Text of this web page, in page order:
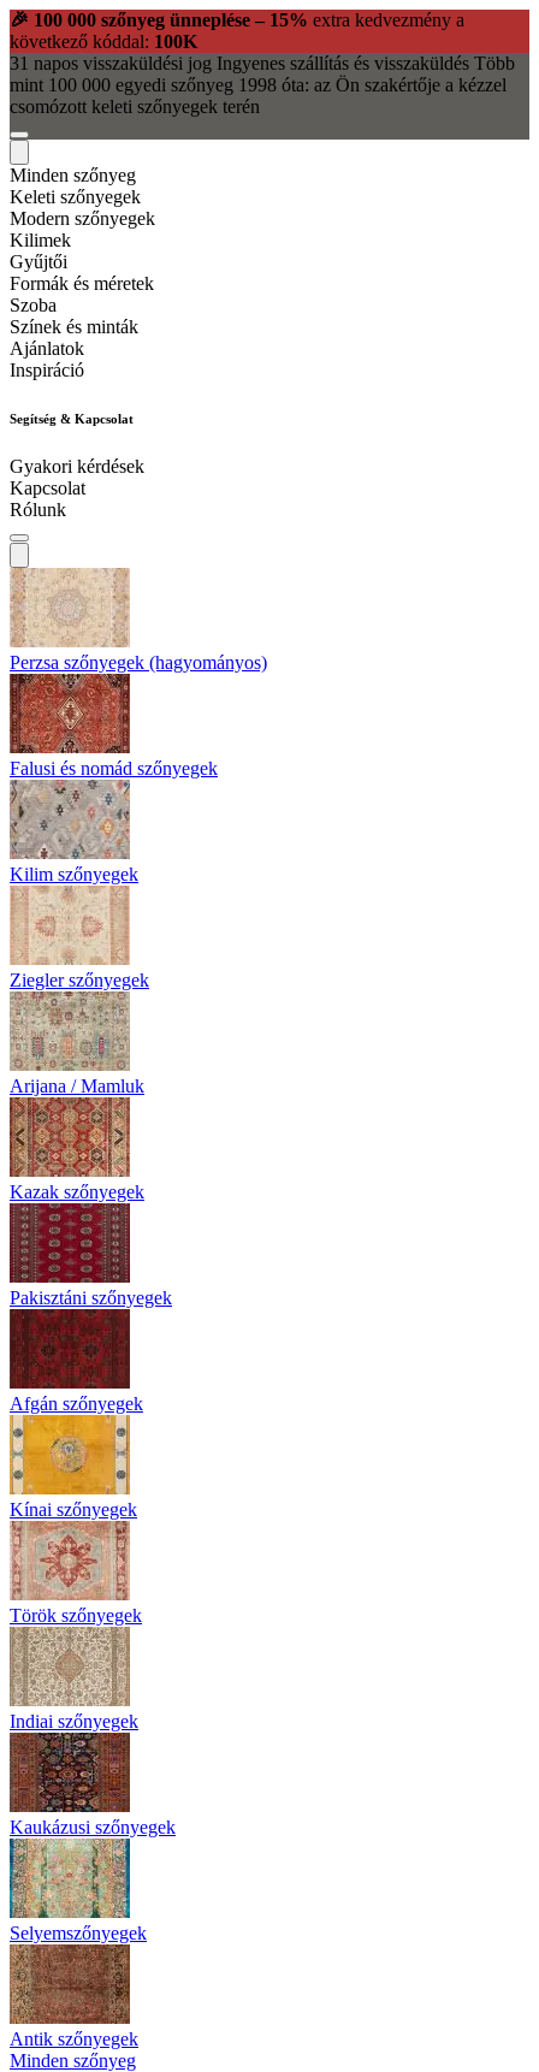
🎉 100 000 szőnyeg ünneplése – 15% extra kedvezmény a
következő kóddal: 100K
31 napos visszaküldési jog Ingyenes szállítás és visszaküldés Több
mint 100 000 egyedi szőnyeg 1998 óta: az Ön szakértője a kézzel
csomózott keleti szőnyegek terén
Minden szőnyeg
Keleti szőnyegek
Modern szőnyegek
Kilimek
Gyűjtői
Formák és méretek
Szoba
Színek és minták
Ajánlatok
Inspiráció
Segítség & Kapcsolat
Gyakori kérdések
Kapcsolat
Rólunk
Perzsa szőnyegek (hagyományos)
Falusi és nomád szőnyegek
Kilim szőnyegek
Ziegler szőnyegek
Arijana / Mamluk
Kazak szőnyegek
Pakisztáni szőnyegek
Afgán szőnyegek
Kínai szőnyegek
Török szőnyegek
Indiai szőnyegek
Kaukázusi szőnyegek
Selyemszőnyegek
Antik szőnyegek
Minden szőnyeg